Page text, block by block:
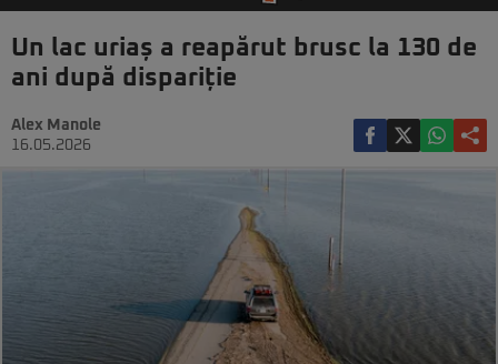
Un lac uriaș a reapărut brusc la 130 de
ani după dispariție
Alex Manole
16.05.2026